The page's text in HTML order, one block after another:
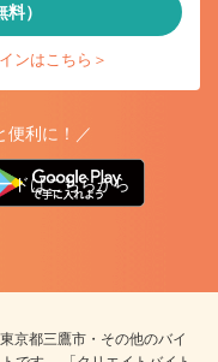
）
ンはこちら＞
便利に！／
ドはこちらから
京都三鷹市・その他のバイ